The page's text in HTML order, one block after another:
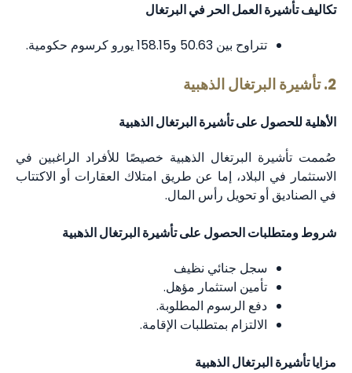
تكاليف تأشيرة العمل الحر في البرتغال
تتراوح بين 50.63 و158.15 يورو كرسوم حكومية.
2. تأشيرة البرتغال الذهبية
الأهلية للحصول على تأشيرة البرتغال الذهبية
صُممت تأشيرة البرتغال الذهبية خصيصًا للأفراد الراغبين في
الاستثمار في البلاد، إما عن طريق امتلاك العقارات أو الاكتتاب
في الصناديق أو تحويل رأس المال.
شروط ومتطلبات الحصول على تأشيرة البرتغال الذهبية
سجل جنائي نظيف
تأمين استثمار مؤهل.
دفع الرسوم المطلوبة.
الالتزام بمتطلبات الإقامة.
مزايا تأشيرة البرتغال الذهبية